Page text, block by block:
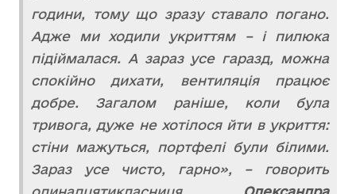
години, тому що зразу ставало погано.
Адже ми ходили укриттям – і пилюка
підіймалася. А зараз усе гаразд, можна
спокійно дихати, вентиляція працює
добре. Загалом раніше, коли була
тривога, дуже не хотілося йти в укриття:
стіни мажуться, портфелі були білими.
Зараз усе чисто, гарно», – говорить